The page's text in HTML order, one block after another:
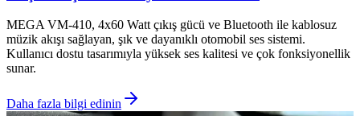
MEGA VM-410, 4x60 Watt çıkış gücü ve Bluetooth ile kablosuz
müzik akışı sağlayan, şık ve dayanıklı otomobil ses sistemi.
Kullanıcı dostu tasarımıyla yüksek ses kalitesi ve çok fonksiyonellik
sunar.
Daha fazla bilgi edinin